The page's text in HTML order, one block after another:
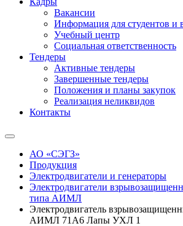
Вакансии
Информация для студентов и
Учебный центр
Социальная ответственность
Тендеры
Активные тендеры
Завершенные тендеры
Положения и планы закупок
Реализация неликвидов
Контакты
АО «СЭГЗ»
Продукция
Электродвигатели и генераторы
Электродвигатели
типа АИМЛ
Электродвигатель
АИМЛ 71А6 Лапы УХЛ 1